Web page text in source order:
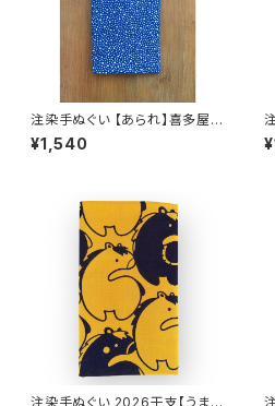
注染手ぬぐい 【あられ】喜多屋商
店 てぬぐい 青紺 伝統柄 日本製
¥1,540
注染手ぬぐい 2026干支【うまづ